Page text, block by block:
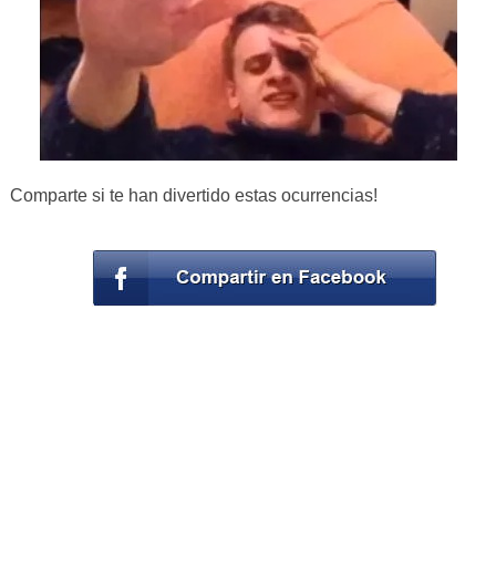
Comparte si te han divertido estas ocurrencias!